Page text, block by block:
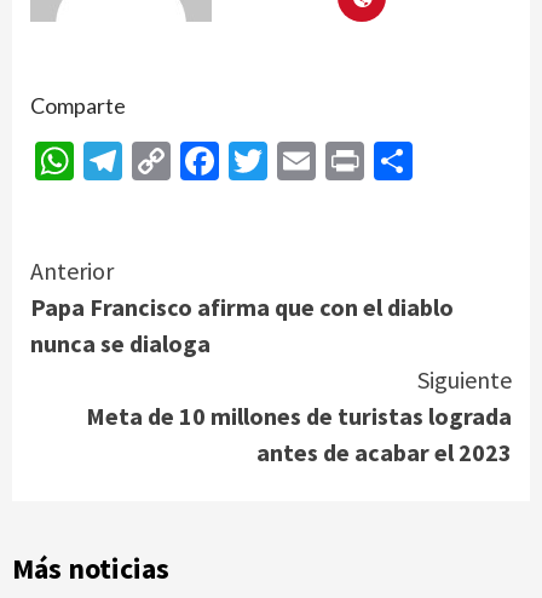
Comparte
WhatsApp
Telegram
CopyFacebook
Twitter
Email
Print
Continue
Reading
Anterior
Papa Francisco afirma que con el diablo
nunca se dialoga
Siguiente
Meta de 10 millones de turistas lograda
antes de acabar el 2023
Más noticias